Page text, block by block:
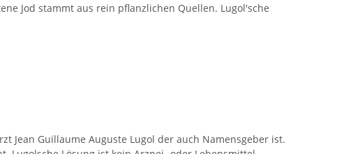
Jod stammt aus rein pflanzlichen Quellen. Lugol'sche
Jean Guillaume Auguste Lugol der auch Namensgeber ist.